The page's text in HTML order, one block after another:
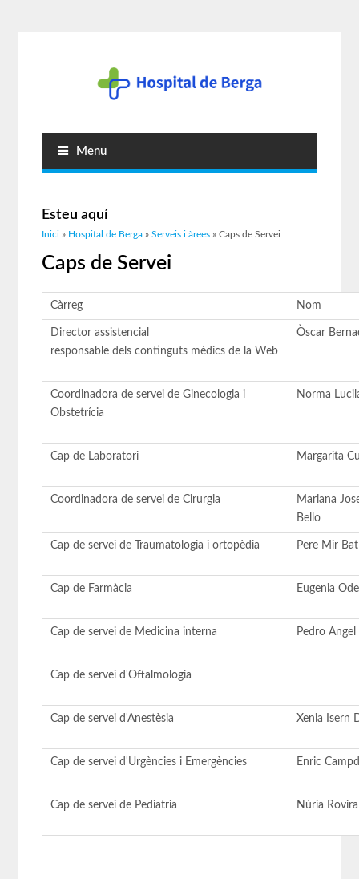
Menu
Esteu aquí
Inici » Hospital de Berga »Serveis i àrees » Caps de Servei
Caps de Servei
Càrreg Nom
Director assistencial
responsable dels continguts mèdics de la Web
Òscar
Coordinadora de servei de Ginecologia i
Obstetrícia
Norma
Cap de Laboratori Margarita
Coordinadora de servei de Cirurgia
Mariana
Bello
Cap de servei de Traumatologia i ortopèdia Pere Mir
Cap de Farmàcia Eugenia
Cap de servei de Medicina interna Pedro
Cap de servei d'Oftalmologia
Cap de servei d'Anestèsia Xenia Isern
Cap de servei d'Urgències i Emergències Enric
Cap de servei de Pediatria Núria